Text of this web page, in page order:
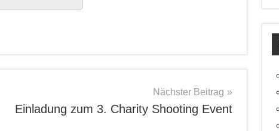
Nächster Beitrag
Einladung zum 3. Charity Shooting Event